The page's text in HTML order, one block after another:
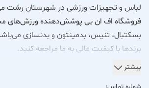
لباس و تجهیزات ورزشی در شهرستان رشت
فروشگاه اف ان بی پوشش‌دهنده ورزش‌های
بسکتبال، تنیس، بدمینتون و بدنسازی
برندها با کیفیت عالی به ما مراجعه کنید.
فروشگاه تخصصی لوازم و پوشاک ورزشی با
بیشتر